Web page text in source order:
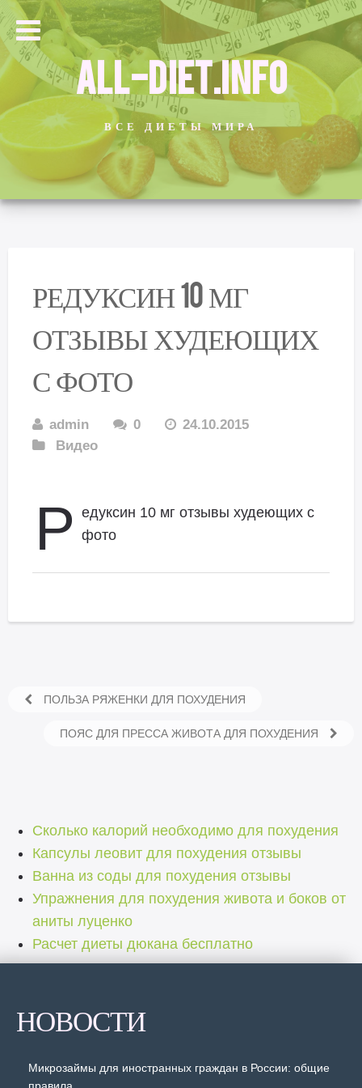
ALL-DIET.INFO
ВСЕ ДИЕТЫ МИРА
РЕДУКСИН 10 МГ
ОТЗЫВЫ ХУДЕЮЩИХ
С ФОТО
admin 0
24.10.2015
Видео
Р едуксин 10 мг отзывы худеющих с
фото
ПОЛЬЗА РЯЖЕНКИ ДЛЯ ПОХУДЕНИЯ
ПОЯС ДЛЯ ПРЕССА ЖИВОТА ДЛЯ ПОХУДЕНИЯ
Сколько калорий необходимо для похудения
Капсулы леовит для похудения отзывы
Ванна из соды для похудения отзывы
Упражнения для похудения живота и боков от
аниты луценко
Расчет диеты дюкана бесплатно
НОВОСТИ
Микрозаймы для иностранных граждан в России: общие